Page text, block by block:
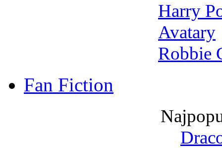
Harry
Avatary
Robbie
Fan Fiction